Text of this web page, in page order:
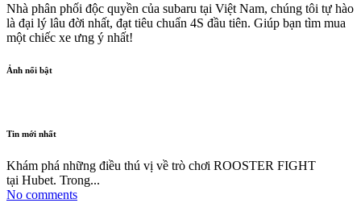
Nhà phân phối độc quyền của subaru tại Việt Nam, chúng tôi tự hào
là đại lý lâu đời nhất, đạt tiêu chuẩn 4S đầu tiên. Giúp bạn tìm mua
một chiếc xe ưng ý nhất!
Ảnh nổi bật
Tin mới nhất
Khám phá những điều thú vị về trò chơi ROOSTER FIGHT
tại Hubet. Trong...
No comments